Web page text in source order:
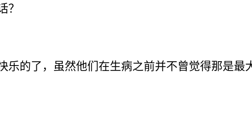
？
乐的了，虽然他们在生病之前并不曾觉得那是最